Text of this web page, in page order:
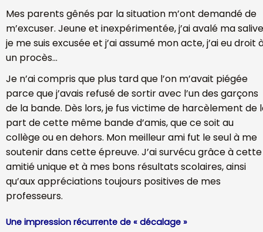
Mes parents gênés par la situation m’ont demandé de
m’excuser. Jeune et inexpérimentée, j’ai avalé ma
je me suis excusée et j’ai assumé mon acte, j’ai eu droit
un procès…
Je n’ai compris que plus tard que l’on m’avait piégée
parce que j’avais refusé de sortir avec l’un des garçons
de la bande. Dès lors, je fus victime de harcèlement de
part de cette même bande d’amis, que ce soit au
collège ou en dehors. Mon meilleur ami fut le seul à me
soutenir dans cette épreuve. J’ai survécu grâce à cette
amitié unique et à mes bons résultats scolaires, ainsi
qu’aux appréciations toujours positives de mes
professeurs.
Une impression récurrente de « décalage »